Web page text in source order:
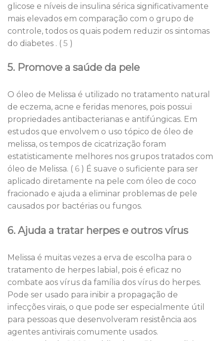
glicose e níveis de insulina sérica significativamente
mais elevados em comparação com o grupo de
controle, todos os quais podem reduzir os sintomas
do diabetes . ( 5 )
5. Promove a saúde da pele
O óleo de Melissa é utilizado no tratamento natural
de eczema, acne e feridas menores, pois possui
propriedades antibacterianas e antifúngicas. Em
estudos que envolvem o uso tópico de óleo de
melissa, os tempos de cicatrização foram
estatisticamente melhores nos grupos tratados com
óleo de Melissa. ( 6 ) É suave o suficiente para ser
aplicado diretamente na pele com óleo de coco
fracionado e ajuda a eliminar problemas de pele
causados ​​por bactérias ou fungos.
6. Ajuda a tratar herpes e outros vírus
Melissa é muitas vezes a erva de escolha para o
tratamento de herpes labial, pois é eficaz no
combate aos vírus da família dos vírus do herpes.
Pode ser usado para inibir a propagação de
infecções virais, o que pode ser especialmente útil
para pessoas que desenvolveram resistência aos
agentes antivirais comumente usados.